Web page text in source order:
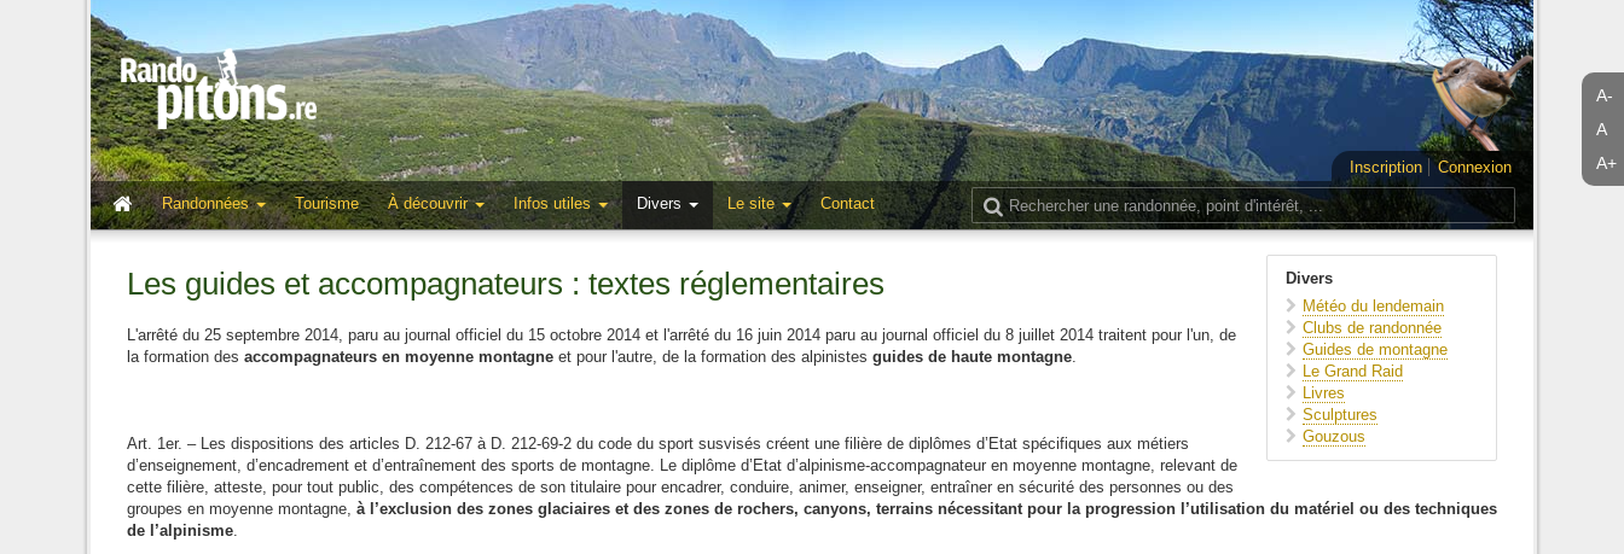
A-
A
A+
Inscription
Connexion
Randonnées
Tourisme À découvrir Infos utiles Divers Le site Contact
Divers
Météo du lendemain
Clubs de randonnée
Guides de montagne
Le Grand Raid
Livres
Sculptures
Gouzous
Les guides et accompagnateurs : textes réglementaires
L'arrêté du 25 septembre 2014, paru au journal officiel du 15 octobre 2014 et l'arrêté du 16 juin 2014 paru au journal officiel du 8 juillet 2014 traitent pour l'un, de
la formation des accompagnateurs en moyenne montagne et pour l'autre, de la formation des alpinistes guides de haute montagne.
Art. 1er. – Les dispositions des articles D. 212-67 à D. 212-69-2 du code du sport susvisés créent une filière de diplômes d’Etat spécifiques aux métiers
d’enseignement, d’encadrement et d’entraînement des sports de montagne. Le diplôme d’Etat d’alpinisme-accompagnateur en moyenne montagne, relevant de
cette filière, atteste, pour tout public, des compétences de son titulaire pour encadrer, conduire, animer, enseigner, entraîner en sécurité des personnes ou des
groupes en moyenne montagne, à l’exclusion des zones glaciaires et des zones de rochers, canyons, terrains nécessitant pour la progression l’utilisation du matériel ou des techniques
de l’alpinisme.